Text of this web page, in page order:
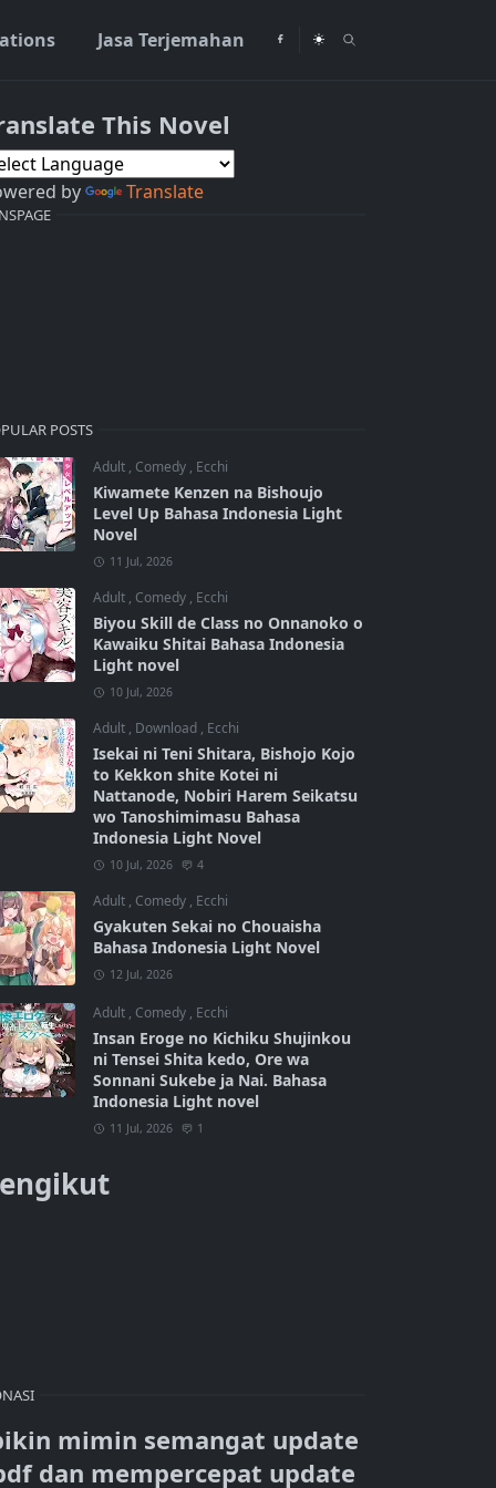
Jasa Terjemahan
This Novel
by Translate
POSTS
Adult , Comedy , Ecchi
Kiwamete Kenzen na Bishoujo
Level Up Bahasa Indonesia Light
Novel
11 Jul, 2026
Adult , Comedy , Ecchi
Biyou Skill de Class no Onnanoko o
Kawaiku Shitai Bahasa Indonesia
Light novel
10 Jul, 2026
Adult , Download , Ecchi
Isekai ni Teni Shitara, Bishojo Kojo
to Kekkon shite Kotei ni
Nattanode, Nobiri Harem Seikatsu
wo Tanoshimimasu Bahasa
Indonesia Light Novel
10 Jul, 2026 4
Adult , Comedy , Ecchi
Gyakuten Sekai no Chouaisha
Bahasa Indonesia Light Novel
12 Jul, 2026
Adult , Comedy , Ecchi
Insan Eroge no Kichiku Shujinkou
ni Tensei Shita kedo, Ore wa
Sonnani Sukebe ja Nai. Bahasa
Indonesia Light novel
11 Jul, 2026 1
mimin semangat update
dan mempercepat update